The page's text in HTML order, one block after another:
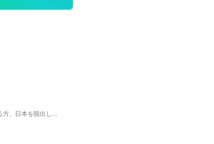
海外移住に興味がある方、日本を脱出したい方、色々と情報等話し出来たらなと思ってます。ご興味あればよろしくお願いします。